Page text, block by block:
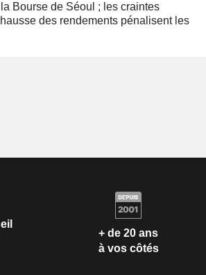
Bourse de Séoul ; les craintes
des rendements pénalisent les
+ de 20 ans
à vos côtés